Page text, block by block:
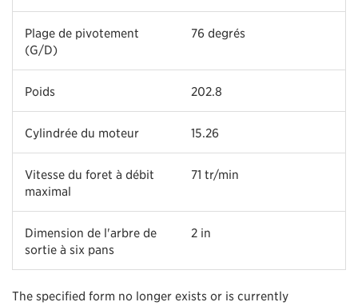
Plage de pivotement
(G/D)
76 degrés
Poids 202.8
Cylindrée du moteur 15.26
Vitesse du foret à débit
maximal
71 tr/min
Dimension de l'arbre de
sortie à six pans
2 in
The specified form no longer exists or is currently